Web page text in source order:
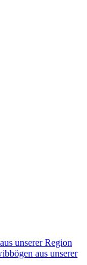
unserer Region
aus unserer